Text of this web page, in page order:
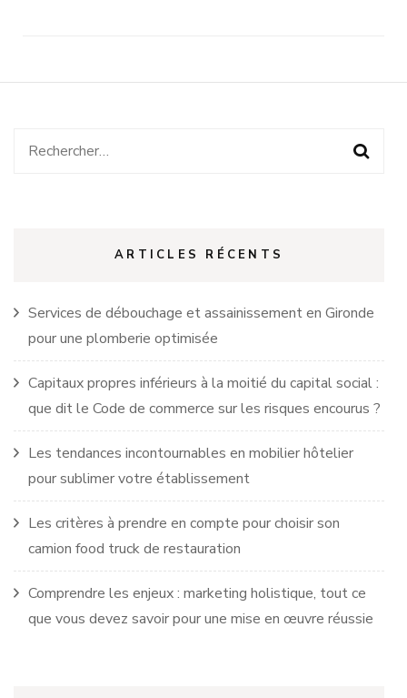
Rechercher :
ARTICLES RÉCENTS
Services de débouchage et assainissement en Gironde
pour une plomberie optimisée
Capitaux propres inférieurs à la moitié du capital social :
que dit le Code de commerce sur les risques encourus ?
Les tendances incontournables en mobilier hôtelier
pour sublimer votre établissement
Les critères à prendre en compte pour choisir son
camion food truck de restauration
Comprendre les enjeux : marketing holistique, tout ce
que vous devez savoir pour une mise en œuvre réussie